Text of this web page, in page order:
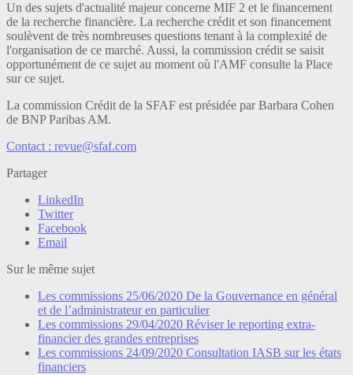
Un des sujets d'actualité majeur concerne MIF 2 et le financement
de la recherche financière. La recherche crédit et son financement
soulèvent de très nombreuses questions tenant à la complexité de
l'organisation de ce marché. Aussi, la commission crédit se saisit
opportunément de ce sujet au moment où l'AMF consulte la Place
sur ce sujet.
La commission Crédit de la SFAF est présidée par Barbara Cohen
de BNP Paribas AM.
Contact : revue@sfaf.com
Partager
LinkedIn
Twitter
Facebook
Email
Sur le même sujet
Les commissions 25/06/2020 De la Gouvernance en général
et de l’administrateur en particulier
Les commissions 29/04/2020 Réviser le reporting extra-
financier des grandes entreprises
Les commissions 24/09/2020 Consultation IASB sur les états
financiers